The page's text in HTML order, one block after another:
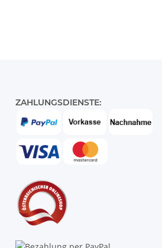
ZAHLUNGSDIENSTE: